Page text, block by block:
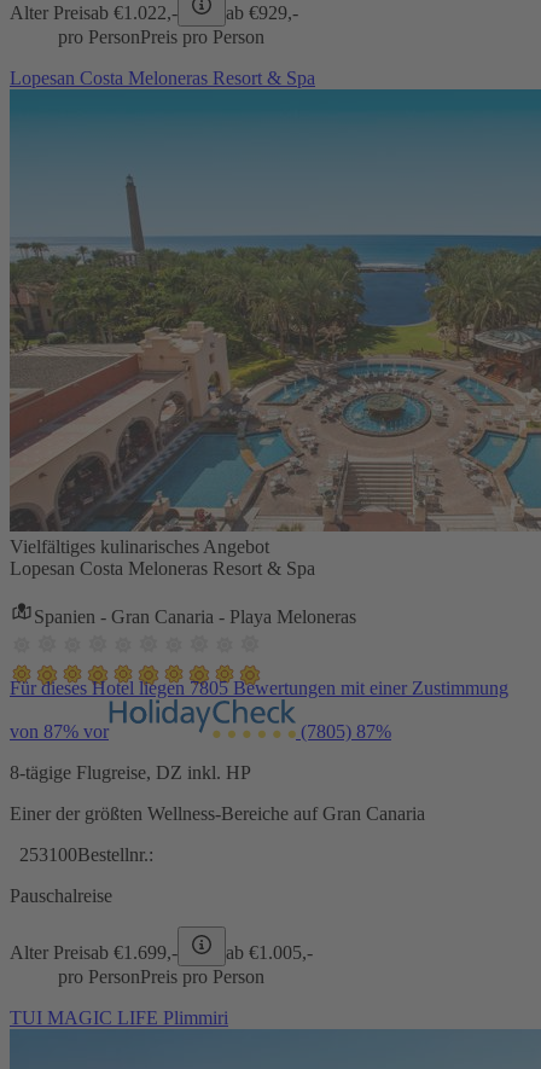
Alter Preisab €1.022,- ab €929,-
pro PersonPreis pro Person
Lopesan Costa Meloneras Resort & Spa
Vielfältiges kulinarisches Angebot
Lopesan Costa Meloneras Resort & Spa
Spanien - Gran Canaria - Playa Meloneras
Für dieses Hotel liegen 7805 Bewertungen mit einer Zustimmung
von 87% vor (7805) 87%
8-tägige Flugreise, DZ inkl. HP
Einer der größten Wellness-Bereiche auf Gran Canaria
253100Bestellnr.:
Pauschalreise
Alter Preisab €1.699,- ab €1.005,-
pro PersonPreis pro Person
TUI MAGIC LIFE Plimmiri